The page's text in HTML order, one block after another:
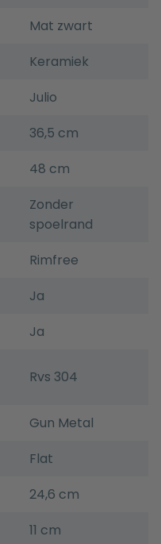
Mat zwart
Keramiek
Julio
36,5 cm
48 cm
Zonder
spoelrand
Rimfree
Ja
Ja
Rvs 304
Gun Metal
Flat
24,6 cm
11 cm